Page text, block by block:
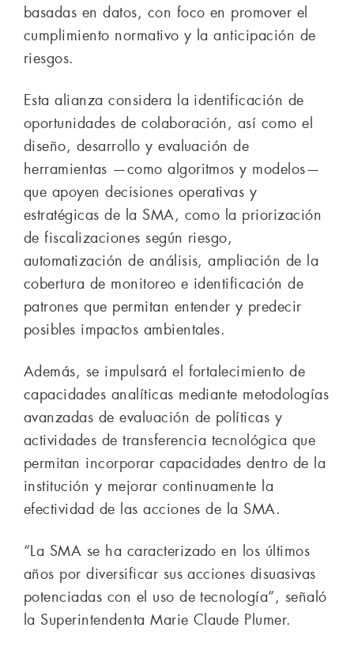
basadas en datos, con foco en promover el
cumplimiento normativo y la anticipación de
riesgos.
Esta alianza considera la identificación de
oportunidades de colaboración, así como el
diseño, desarrollo y evaluación de
herramientas —como algoritmos y modelos—
que apoyen decisiones operativas y
estratégicas de la SMA, como la priorización
de fiscalizaciones según riesgo,
automatización de análisis, ampliación de la
cobertura de monitoreo e identificación de
patrones que permitan entender y predecir
posibles impactos ambientales.
Además, se impulsará el fortalecimiento de
capacidades analíticas mediante metodologías
avanzadas de evaluación de políticas y
actividades de transferencia tecnológica que
permitan incorporar capacidades dentro de la
institución y mejorar continuamente la
efectividad de las acciones de la SMA.
“La SMA se ha caracterizado en los últimos
años por diversificar sus acciones disuasivas
potenciadas con el uso de tecnología”, señaló
la Superintendenta Marie Claude Plumer.